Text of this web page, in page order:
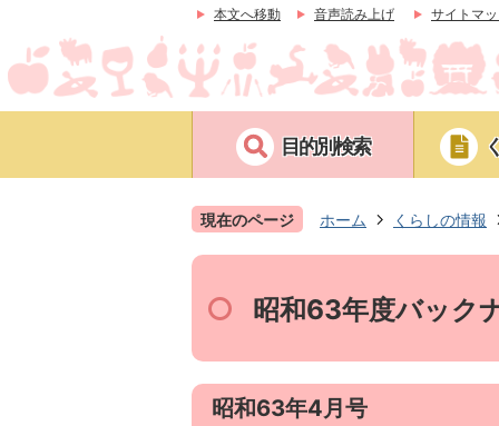
本文へ移動 音声読み上げ サイトマ
目的別検索
現在のページ ホーム くらしの情報
昭和63年度バック
昭和63年4月号